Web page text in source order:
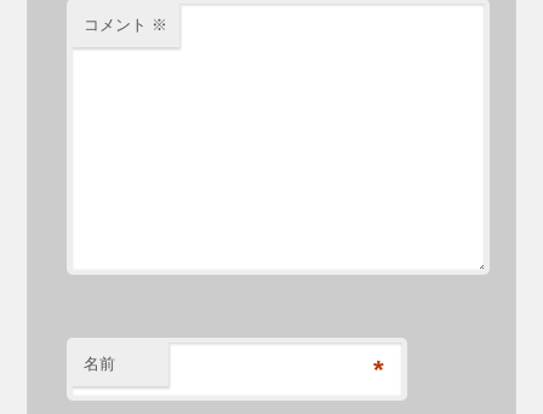
コメント ※
名前 *